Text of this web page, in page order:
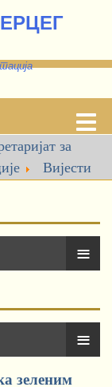
за
Вијести
≡
≡
зеленим